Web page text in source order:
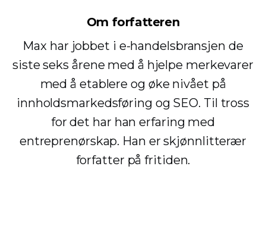
Om forfatteren
Max har jobbet i e-handelsbransjen de
siste seks årene med å hjelpe merkevarer
med å etablere og øke nivået på
innholdsmarkedsføring og SEO. Til tross
for det har han erfaring med
entreprenørskap. Han er skjønnlitterær
forfatter på fritiden.